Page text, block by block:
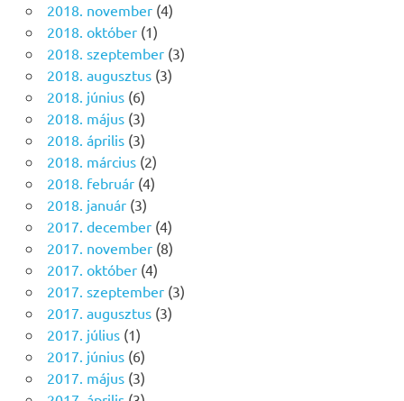
2018. november(4)
2018. október(1)
2018. szeptember(3)
2018. augusztus(3)
2018. június(6)
2018. május(3)
2018. április(3)
2018. március(2)
2018. február(4)
2018. január(3)
2017. december(4)
2017. november(8)
2017. október(4)
2017. szeptember(3)
2017. augusztus(3)
2017. július(1)
2017. június(6)
2017. május(3)